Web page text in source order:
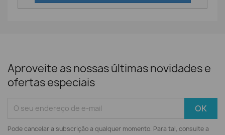
Aproveite as nossas últimas novidades e
ofertas especiais
Pode cancelar a subscrição a qualquer momento. Para tal, consulte a